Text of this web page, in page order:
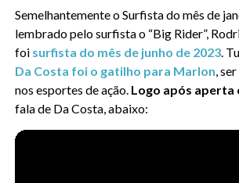
Semelhantemente o Surfista do mês de
lembrado pelo surfista o “Big Rider”,
foi surfista do mês de junho de 2023.
Da Costa foi o gatilho para Marlon,
nos esportes de ação. Logo após aperta
fala de Da Costa, abaixo: